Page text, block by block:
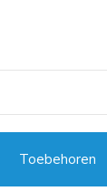
Toebehoren